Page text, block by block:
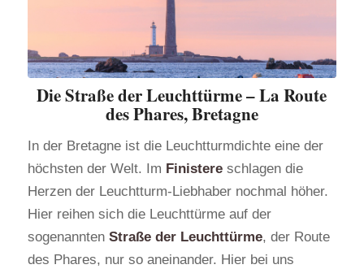
Die Straße der Leuchttürme – La Route
des Phares, Bretagne
In der Bretagne ist die Leuchtturmdichte eine der
höchsten der Welt. Im Finistereschlagen die
Herzen der Leuchtturm-Liebhaber nochmal höher.
Hier reihen sich die Leuchttürme auf der
sogenannten Straße der Leuchttürme, der Route
des Phares, nur so aneinander. Hier bei uns